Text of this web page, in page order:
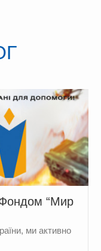
Фондом “Мир
ми активно